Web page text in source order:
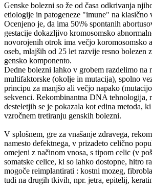
Genske bolezni so že od časa odkrivanja
etiologije in patogeneze "imune" na klasično
Ocenjeno je, da ima 50\% spontanih
gestacije dokazljivo kromosomsko
novorojenih otrok ima večjo koromosomsko
oseb, mlajših od 25 let razvije resno bolezen
gensko komponento.
Dedne bolezni lahko v grobem razdelimo na
multifaktorske (okolje in mutacija), spolno
principu za manjšo ali večjo napako
sekvenci. Rekombinantna DNA tehnologija,
desteletjih se je pokazala kot edina metoda,
vzročnem tretiranju genskih bolezni.
V splošnem, gre za vnašanje zdravega,
namesto defektnega, v prizadeto celično
omejeni z načinom vnosa, s tipom celic (v
somatske celice, ki so lahko dostopne, hitro
mogoče reimplantirati : kostni mozeg,
tudi na drugih tkivih, npr. jetra, epitelij,